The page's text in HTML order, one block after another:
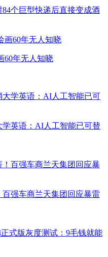
个巨型快递后直接变成酒
60年无人知晓
英语：AI人工智能已可替
强车商兰天集团回应暴雷